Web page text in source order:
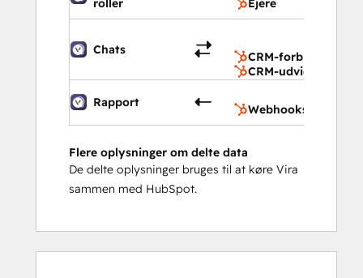
roller Ejere
Chats
CRM-forbindelser
CRM-udvidelser
Rapport
Webhooks
Flere oplysninger om delte data
De delte oplysninger bruges til at køre Vira
sammen med HubSpot.